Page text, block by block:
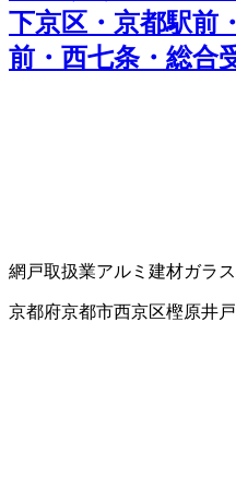
下京区・京都駅前
前・西七条・総合
網戸取扱業アルミ建材ガラ
京都府京都市西京区樫原井